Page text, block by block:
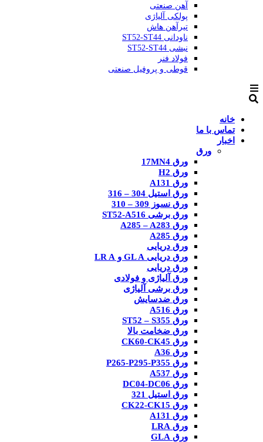
آهن صنعتی
پولکی آلیاژی
تیرآهن هاش
ناودانی ST52-ST44
نبشی ST52-ST44
فولاد فنر
قوطی و پروفیل صنعتی
خانه
تماس با ما
اخبار
ورق
ورق 17MN4
ورق H2
ورق A131
ورق استیل 304 – 316
ورق نسوز 309 – 310
ورق برشی ST52-A516
ورق A285 – A283
ورق A285
ورق دریایی
ورق دریایی GL A و LR A
ورق دریایی
ورق آلیاژی و فولادی
ورق برشی آلیاژی
ورق ضدسایش
ورق A516
ورق ST52 – S355
ورق ضخامت بالا
ورق CK60-CK45
ورق A36
ورق P265-P295-P355
ورق A537
ورق DC04-DC06
ورق استیل 321
ورق CK22-CK15
ورق A131
ورق LRA
ورق GLA